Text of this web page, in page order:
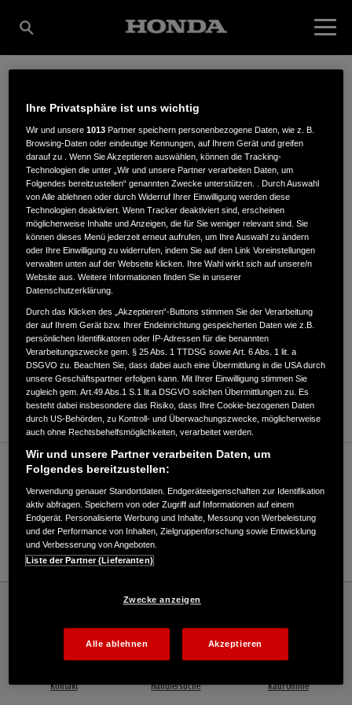
BERGER
MOTORGERÄTE AXEL
BERGER
UNTERE DORFSTRASSE 30
ANFAHRTSBESCHREIBUNG ANFORDERN
WEBSITE
Verkauf / Kundendienst
035206/21781
E-Mail
Offizielle Website | The Power of Dreams
Kontakt Händlersuche Kauf Online
Ihre Privatsphäre ist uns wichtig
Wir und unsere1013 Partner speichern personenbezogene Daten, wie z. B.
Browsing-Daten oder eindeutige Kennungen, auf Ihrem Gerät und greifen
darauf zu . Wenn Sie Akzeptieren auswählen, können die Tracking-
Technologien die unter „Wir und unsere Partner verarbeiten Daten, um
Folgendes bereitzustellen“ genannten Zwecke unterstützen. . Durch Auswahl
von Alle ablehnen oder durch Widerruf Ihrer Einwilligung werden diese
Technologien deaktiviert. Wenn Tracker deaktiviert sind, erscheinen
möglicherweise Inhalte und Anzeigen, die für Sie weniger relevant sind. Sie
können dieses Menü jederzeit erneut aufrufen, um Ihre Auswahl zu ändern
oder Ihre Einwilligung zu widerrufen, indem Sie auf den Link Voreinstellungen
verwalten unten auf der Webseite klicken. Ihre Wahl wirkt sich auf unsere/n
Website aus. Weitere Informationen finden Sie in unserer
Datenschutzerklärung.
Durch das Klicken des „Akzeptieren“-Buttons stimmen Sie der Verarbeitung
der auf Ihrem Gerät bzw. Ihrer Endeinrichtung gespeicherten Daten wie z.B.
persönlichen Identifikatoren oder IP-Adressen für die benannten
Verarbeitungszwecke gem. § 25 Abs. 1 TTDSG sowie Art. 6 Abs. 1 lit. a
DSGVO zu. Beachten Sie, dass dabei auch eine Übermittlung in die USA durch
unsere Geschäftspartner erfolgen kann. Mit Ihrer Einwilligung stimmen Sie
zugleich gem. Art.49 Abs.1 S.1 lit.a DSGVO solchen Übermittlungen zu. Es
besteht dabei insbesondere das Risiko, dass Ihre Cookie-bezogenen Daten
durch US-Behörden, zu Kontroll- und Überwachungszwecke, möglicherweise
auch ohne Rechtsbehelfsmöglichkeiten, verarbeitet werden.
Wir und unsere Partner verarbeiten Daten, um
Folgendes bereitzustellen:
Verwendung genauer Standortdaten. Endgeräteeigenschaften zur Identifikation
aktiv abfragen. Speichern von oder Zugriff auf Informationen auf einem
Endgerät. Personalisierte Werbung und Inhalte, Messung von Werbeleistung
und der Performance von Inhalten, Zielgruppenforschung sowie Entwicklung
und Verbesserung von Angeboten.
Liste der Partner (Lieferanten)
Zwecke anzeigen
Alle ablehnen Akzeptieren